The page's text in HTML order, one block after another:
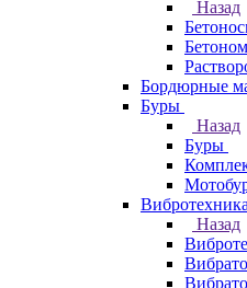
Назад
Бордюрные
Буры
Назад
Буры
Вибротехника
Назад